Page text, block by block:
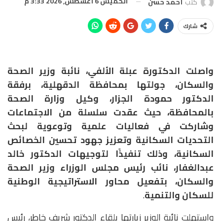
شارك
واصلت الدكتورة عبلة الألفي، نائبة وزير الصحة
والسكان، جولتها بمحافظة الدقهلية، برفقة
الدكتور حمودة الجزار، وكيل وزارة الصحة
بالمحافظة، حيث عقدت سلسلة من الاجتماعات
وشاركت في فعاليات علمية وتوعوية لبحث
التحديات السكانية وتعزيز جهود تحسين الخصائص
السكانية، وذلك تنفيذًا لتوجيهات الدكتور خالد
عبدالغفار، نائب رئيس مجلس الوزراء وزير الصحة
والسكان، بتفعيل محاور الاستراتيجية الوطنية
للسكان والتنمية.
واستهلت نائبة الوزير زيارتها بلقاء الدكتور شريف خاطر، رئيس